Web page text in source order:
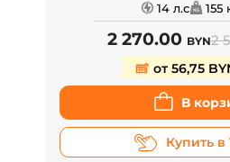
14 л.с 155
2 270.00 BYN2
от 56,75
В
Купить в